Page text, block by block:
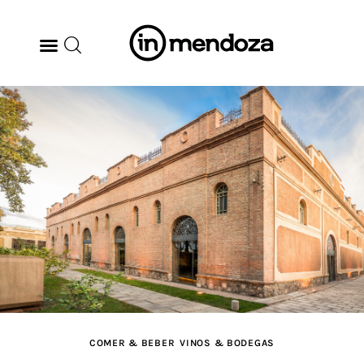
BODEGAS
GASTRONOMÍA
ARTE & CULTURA
MÚSICA
DÓNDE IR
TENDENCIAS
COMER & BEBER VINOS & BODEGAS